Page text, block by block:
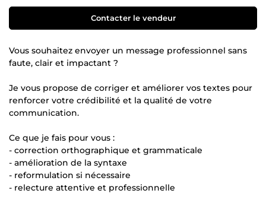
Contacter le vendeur
Vous souhaitez envoyer un message professionnel sans
faute, clair et impactant ?
Je vous propose de corriger et améliorer vos textes pour
renforcer votre crédibilité et la qualité de votre
communication.
Ce que je fais pour vous :
- correction orthographique et grammaticale
- amélioration de la syntaxe
- reformulation si nécessaire
- relecture attentive et professionnelle